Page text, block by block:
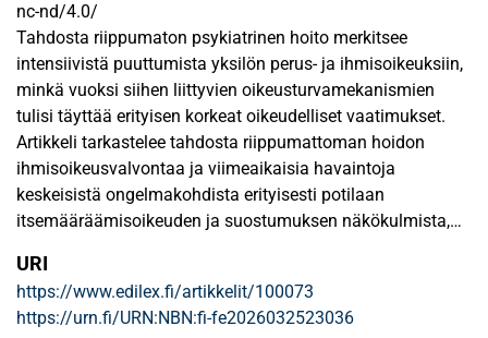
nc-nd/4.0/
Tahdosta riippumaton psykiatrinen hoito merkitsee
intensiivistä puuttumista yksilön perus- ja ihmisoikeuksiin,
minkä vuoksi siihen liittyvien oikeusturvamekanismien
tulisi täyttää erityisen korkeat oikeudelliset vaatimukset.
Artikkeli tarkastelee tahdosta riippumattoman hoidon
ihmisoikeusvalvontaa ja viimeaikaisia havaintoja
keskeisistä ongelmakohdista erityisesti potilaan
itsemääräämisoikeuden ja suostumuksen näkökulmista,
ihmisoikeustuomioistuimen ratkaisun X v. Suomi (2012)
seurauksena Suomi velvoitettiin parantamaan
psykiatristen potilaiden pääsyä tehokkaisiin
URI
https://www.edilex.fi/artikkelit/100073
https://urn.fi/URN:NBN:fi-fe2026032523036